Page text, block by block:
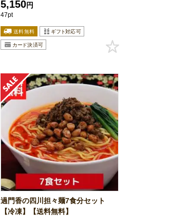
5,150円
47pt
過門香の四川担々麺7食分セット
【冷凍】【送料無料】